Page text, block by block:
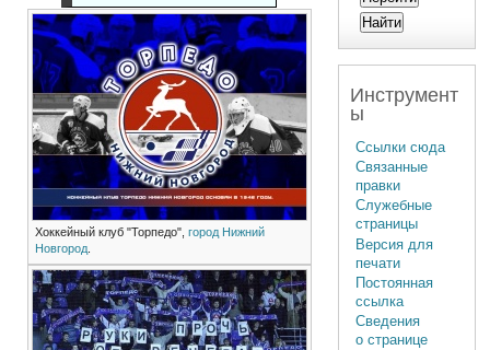
Хоккейный клуб "Торпедо", город Нижний
Новгород.
Инструмент
ы
Ссылки сюда
Связанные
правки
Служебные
страницы
Версия для
печати
Постоянная
ссылка
Сведения
о странице